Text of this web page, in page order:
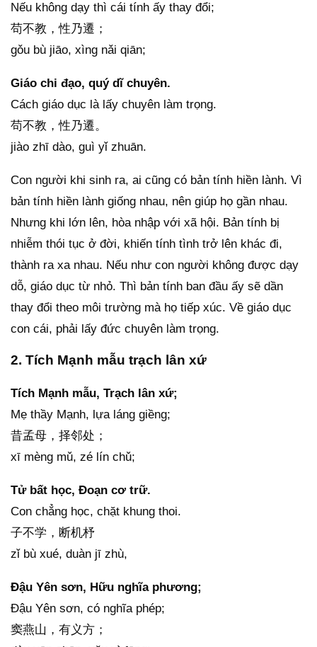
Nếu không dạy thì cái tính ấy thay đổi;
苟不教，性乃遷；
gǒu bù jiāo, xìng nǎi qiān;
Giáo chi đạo, quý dĩ chuyên.
Cách giáo dục là lấy chuyên làm trọng.
苟不教，性乃遷。
jiào zhī dào, guì yǐ zhuān.
Con người khi sinh ra, ai cũng có bản tính hiền lành. Vì
bản tính hiền lành giống nhau, nên giúp họ gần nhau.
Nhưng khi lớn lên, hòa nhập với xã hội. Bản tính bị
nhiễm thói tục ở đời, khiến tính tình trở lên khác đi,
thành ra xa nhau. Nếu như con người không được dạy
dỗ, giáo dục từ nhỏ. Thì bản tính ban đầu ấy sẽ dần
thay đổi theo môi trường mà họ tiếp xúc. Về giáo dục
con cái, phải lấy đức chuyên làm trọng.
2. Tích Mạnh mẫu trạch lân xứ
Tích Mạnh mẫu, Trạch lân xứ;
Mẹ thầy Mạnh, lựa láng giềng;
昔孟母，择邻处；
xī mèng mǔ, zé lín chǔ;
Tử bất học, Đoạn cơ trữ.
Con chẳng học, chặt khung thoi.
子不学，断机杼
zǐ bù xué, duàn jī zhù,
Đậu Yên sơn, Hữu nghĩa phương;
Đậu Yên sơn, có nghĩa phép;
窦燕山，有义方；